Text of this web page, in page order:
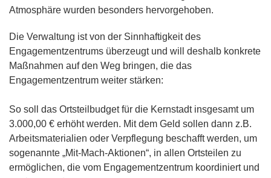
Atmosphäre wurden besonders hervorgehoben.
Die Verwaltung ist von der Sinnhaftigkeit des
Engagementzentrums überzeugt und will deshalb konkrete
Maßnahmen auf den Weg bringen, die das
Engagementzentrum weiter stärken:
So soll das Ortsteilbudget für die Kernstadt insgesamt um
3.000,00 € erhöht werden. Mit dem Geld sollen dann z.B.
Arbeitsmaterialien oder Verpflegung beschafft werden, um
sogenannte „Mit-Mach-Aktionen“, in allen Ortsteilen zu
ermöglichen, die vom Engagementzentrum koordiniert und